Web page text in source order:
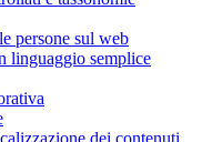
persone sul web
linguaggio semplice
dei contenuti